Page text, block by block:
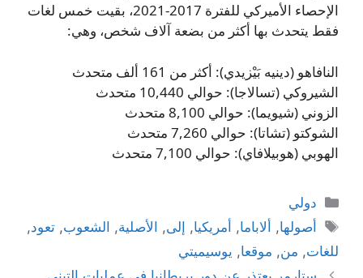
الإحصاء الأميركي للفترة 2017-2021، بقيت خمس لغات
فقط يتحدث بها أكثر من بضعة آلاف شخص، وهي:
النافاهو (دينيه بَيْزيدي): أكثر من 161 ألف متحدث
الشيروكي (تسالاجا): حوالي 10,440 متحدث
الزوني (شيويما): حوالي 8,100 متحدث
الشوكتو (تشاتا): حوالي 7,260 متحدث
الهوبي (هوبيلافاي): حوالي 7,100 متحدث
التصنيفات
دولي
الوسوم
أصولها, ألاباما, أمريكيا, إلى, الأصلية, الشعوب,تعود,
للغات, من, موقعا, يوسيميتي